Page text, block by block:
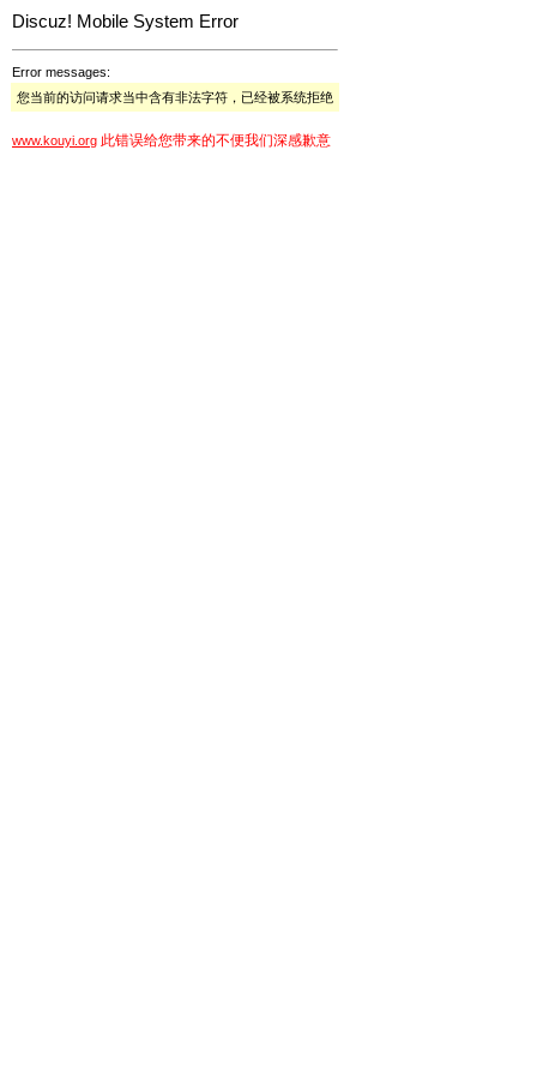
Discuz! Mobile System Error
Error messages:
您当前的访问请求当中含有非法字符，已经被系统拒绝
www.kouyi.org 此错误给您带来的不便我们深感歉意